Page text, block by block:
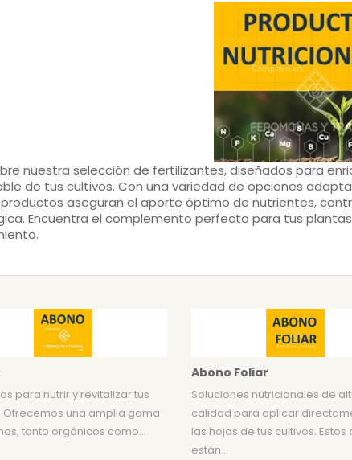
nuestra selección de fertilizantes, diseñados para
de tus cultivos. Con una variedad de opciones
aseguran el aporte óptimo de nutrientes,
Encuentra el complemento perfecto para tus
para nutrir y revitalizar tus
Ofrecemos una amplia gama
tanto orgánicos como...
Abono Foliar
Soluciones nutricionales de
calidad para aplicar
las hojas de tus cultivos. Estos
están...